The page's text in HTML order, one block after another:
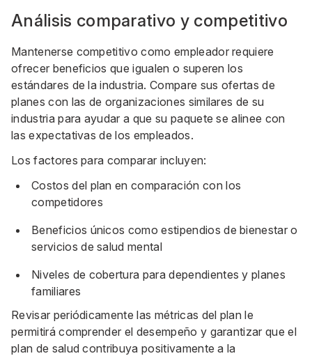
Análisis comparativo y competitivo
Mantenerse competitivo como empleador requiere
ofrecer beneficios que igualen o superen los
estándares de la industria. Compare sus ofertas de
planes con las de organizaciones similares de su
industria para ayudar a que su paquete se alinee con
las expectativas de los empleados.
Los factores para comparar incluyen:
Costos del plan en comparación con los
competidores
Beneficios únicos como estipendios de bienestar o
servicios de salud mental
Niveles de cobertura para dependientes y planes
familiares
Revisar periódicamente las métricas del plan le
permitirá comprender el desempeño y garantizar que el
plan de salud contribuya positivamente a la